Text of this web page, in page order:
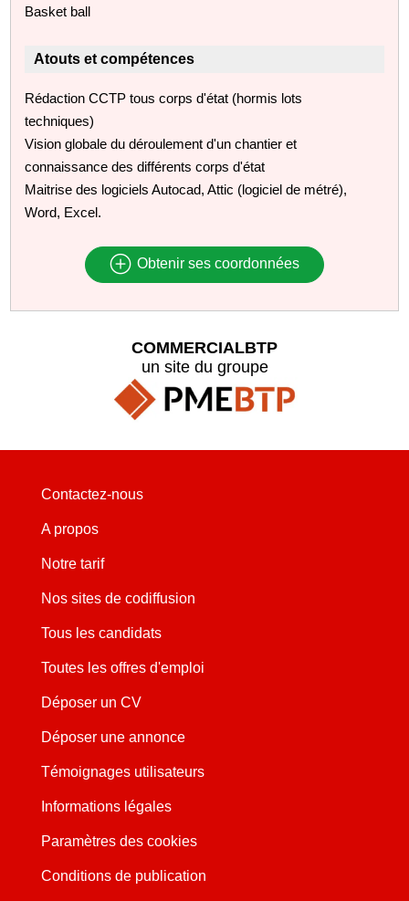
Basket ball
Atouts et compétences
Rédaction CCTP tous corps d'état (hormis lots
techniques)
Vision globale du déroulement d'un chantier et
connaissance des différents corps d'état
Maitrise des logiciels Autocad, Attic (logiciel de métré),
Word, Excel.
Obtenir ses coordonnées
COMMERCIALBTP
un site du groupe
Contactez-nous
A propos
Notre tarif
Nos sites de codiffusion
Tous les candidats
Toutes les offres d'emploi
Déposer un CV
Déposer une annonce
Témoignages utilisateurs
Informations légales
Paramètres des cookies
Conditions de publication